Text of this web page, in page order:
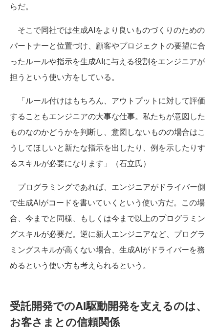
らだ。
そこで同社では生成AIをより良いものづくりのための
パートナーと位置づけ、顧客やプロジェクトの要望に合
ったルールや指示を生成AIに与える役割をエンジニアが
担うという使い方をしている。
「ルール付けはもちろん、アウトプットに対して評価
することもエンジニアの大事な仕事。私たちが意図した
ものなのかどうかを判断し、意図しないものの場合はこ
うしてほしいと新たな指示を出したり、例を示したりす
るスキルが必要になります」（石立氏）
プログラミングであれば、エンジニアがドライバー側
で生成AIがコードを書いていくという使い方だ。この場
合、今までと同様、もしくは今まで以上のプログラミン
グスキルが必要だ。逆に新人エンジニアなど、プログラ
ミングスキルが高くない場合、生成AIがドライバーを務
めるという使い方も考えられるという。
受託開発でのAI駆動開発を支えるのは、
お客さまとの信頼関係